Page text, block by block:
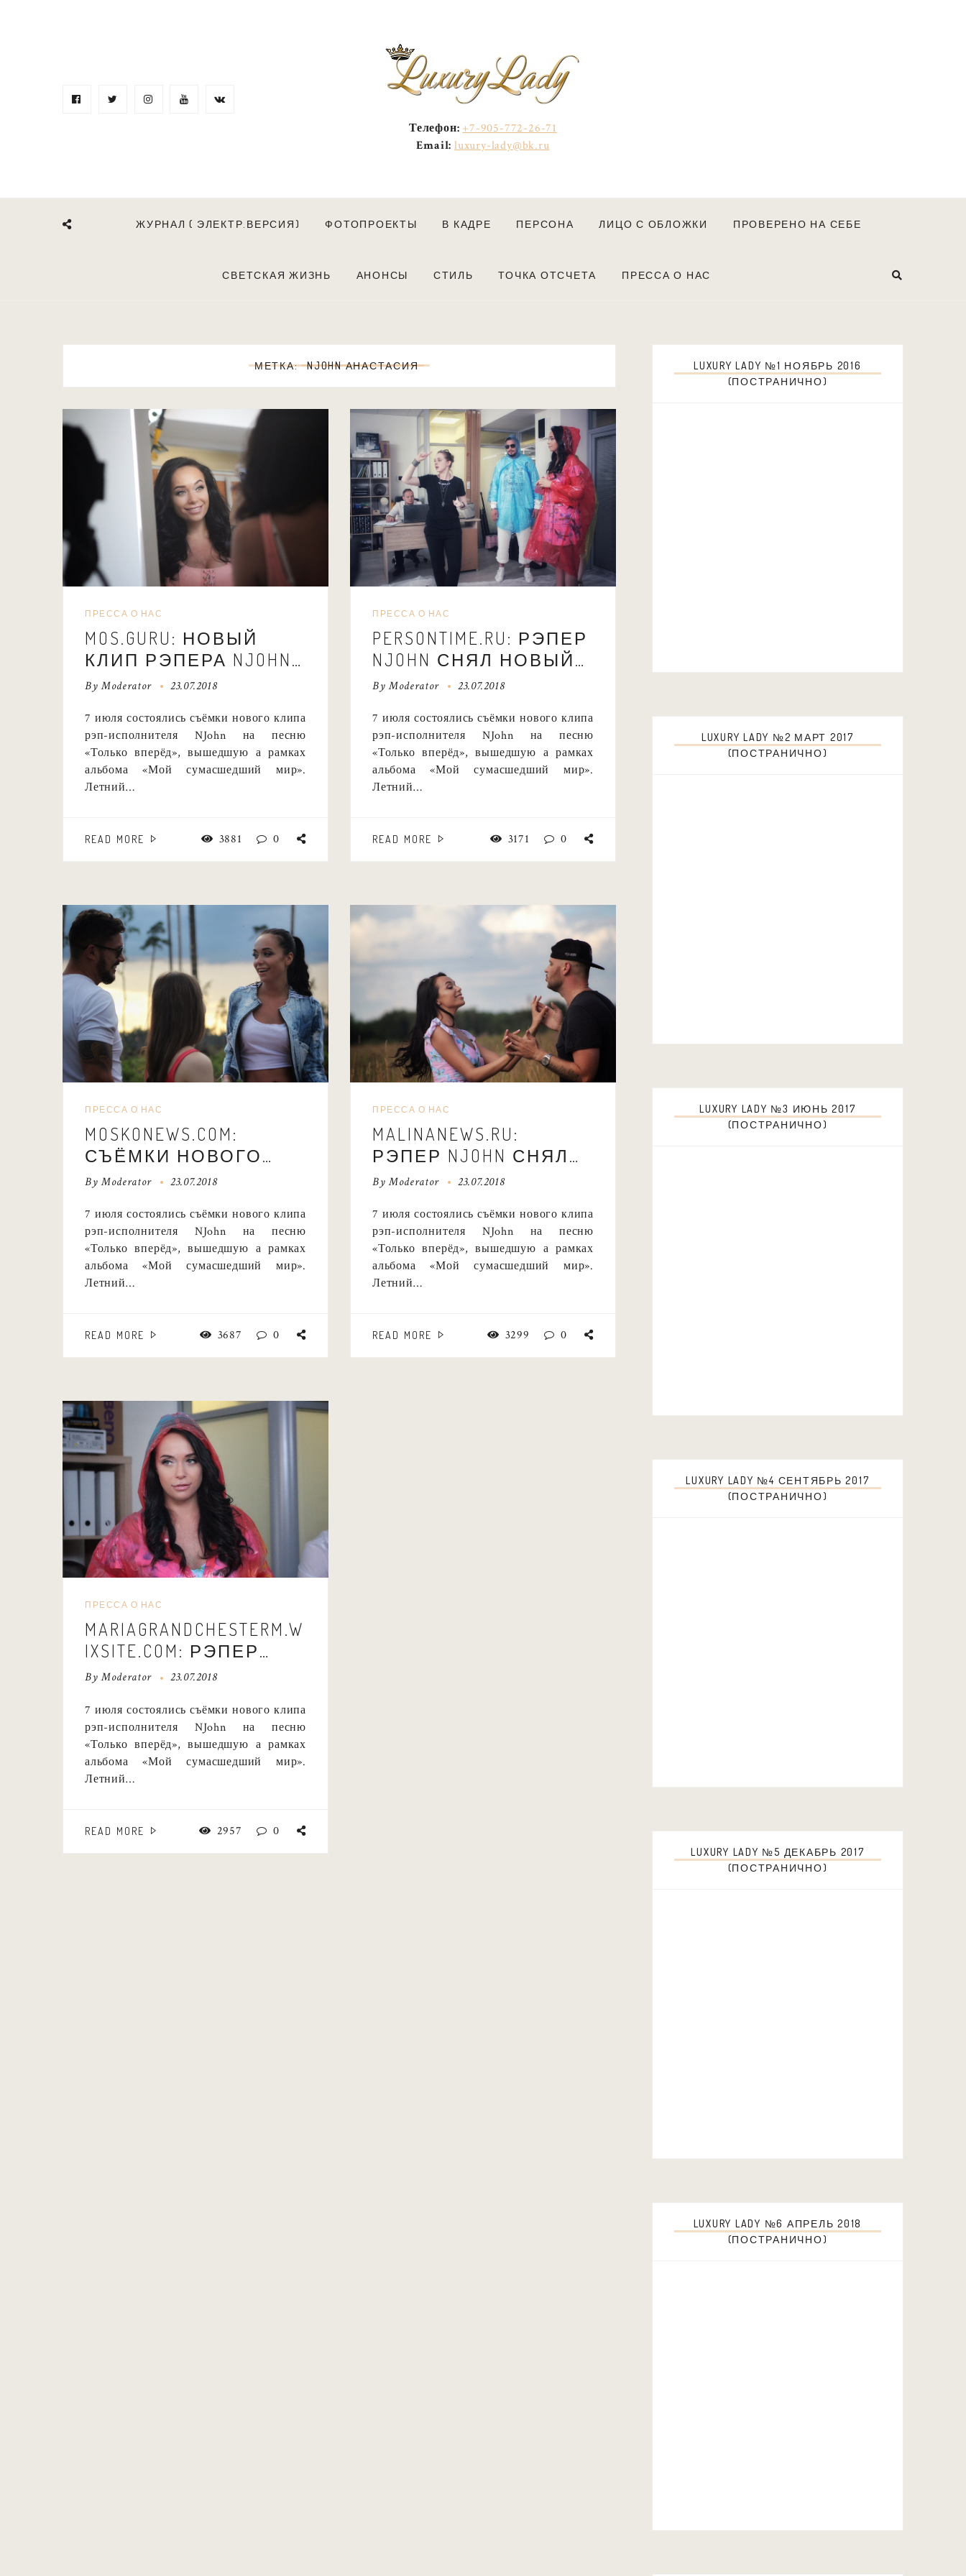
Телефон:+7-905-772-26-71
Email: luxury-lady@bk.ru
ЖУРНАЛ ( ЭЛЕКТР.ВЕРСИЯ) ФОТОПРОЕКТЫ В КАДРЕ ПЕРСОНА ЛИЦО С ОБЛОЖКИ ПРОВЕРЕНО НА СЕБЕ
СВЕТСКАЯ ЖИЗНЬ АНОНСЫ СТИЛЬ ТОЧКА ОТСЧЕТА ПРЕССА О НАС
МЕТКА: NJOHN АНАСТАСИЯ
ПРЕССА О НАС
MOS.GURU: НОВЫЙ
КЛИП РЭПЕРА NJOHN
НА ПЕСНЮ «ТОЛЬКО
ByModerator 23.07.2018
7 июля состоялись съёмки нового клипа
рэп-исполнителя NJohn на песню
«Только вперёд», вышедшую а рамках
альбома «Мой сумасшедший мир».
Летний…
READ MORE 3881 0
ПРЕССА О НАС
PERSONTIME.RU: РЭПЕР
NJOHN СНЯЛ НОВЫЙ
КЛИП «ТОЛЬКО
ByModerator 23.07.2018
7 июля состоялись съёмки нового клипа
рэп-исполнителя NJohn на песню
«Только вперёд», вышедшую а рамках
альбома «Мой сумасшедший мир».
Летний…
READ MORE 3171 0
ПРЕССА О НАС
MOSKONEWS.COM:
СЪЁМКИ НОВОГО
КЛИПА РЭП-
НА ПЕСНЮ «ТОЛЬКО
ВПЕРЁД»
ByModerator 23.07.2018
7 июля состоялись съёмки нового клипа
рэп-исполнителя NJohn на песню
«Только вперёд», вышедшую а рамках
альбома «Мой сумасшедший мир».
Летний…
READ MORE 3687 0
ПРЕССА О НАС
MALINANEWS.RU:
РЭПЕР NJOHN СНЯЛ
НОВЫЙ КЛИП
ByModerator 23.07.2018
7 июля состоялись съёмки нового клипа
рэп-исполнителя NJohn на песню
«Только вперёд», вышедшую а рамках
альбома «Мой сумасшедший мир».
Летний…
READ MORE 3299 0
ПРЕССА О НАС
MARIAGRANDCHESTERM.W
IXSITE.COM: РЭПЕР
NJOHN СНЯЛ НОВЫЙ
ВПЕРЕД»
ByModerator 23.07.2018
7 июля состоялись съёмки нового клипа
рэп-исполнителя NJohn на песню
«Только вперёд», вышедшую а рамках
альбома «Мой сумасшедший мир».
Летний…
READ MORE 2957 0
LUXURY LADY №1 НОЯБРЬ 2016
(ПОСТРАНИЧНО)
LUXURY LADY №2 МАРТ 2017
(ПОСТРАНИЧНО)
LUXURY LADY №3 ИЮНЬ 2017
(ПОСТРАНИЧНО)
LUXURY LADY №4 СЕНТЯБРЬ 2017
(ПОСТРАНИЧНО)
LUXURY LADY №5 ДЕКАБРЬ 2017
(ПОСТРАНИЧНО)
LUXURY LADY №6 АПРЕЛЬ 2018
(ПОСТРАНИЧНО)